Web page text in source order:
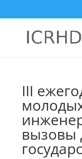
III
вызовы